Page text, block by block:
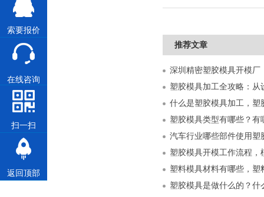
推荐文章
什么是塑胶模具加工，塑
塑胶模具类型有哪些？有
汽车行业哪些部件使用塑
塑胶模具开模工作流程，
塑料模具材料有哪些，塑
塑胶模具是做什么的？什
索要报价
在线咨询
扫一扫
返回顶部